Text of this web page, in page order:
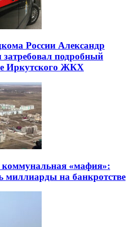
России Александр
подробный
Иркутского ЖКХ
коммунальная «мафия»:
миллиарды на банкротстве